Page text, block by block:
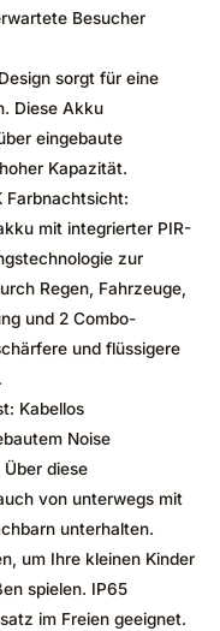
Besucher
sorgt für eine
Diese Akku
eingebaute
Kapazität.
Farbnachtsicht:
mit integrierter PIR-
zur
Regen, Fahrzeuge,
und 2 Combo-
und flüssigere
Kabellos
Noise
diese
von unterwegs mit
unterhalten.
um Ihre kleinen Kinder
spielen. IP65
im Freien geeignet.